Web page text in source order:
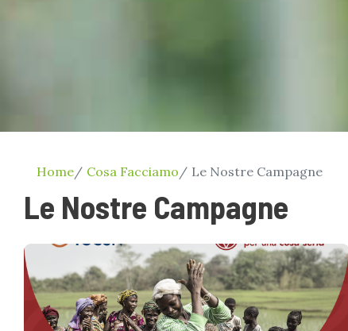
Home Cosa Facciamo Le Nostre Campagne
Le Nostre Campagne